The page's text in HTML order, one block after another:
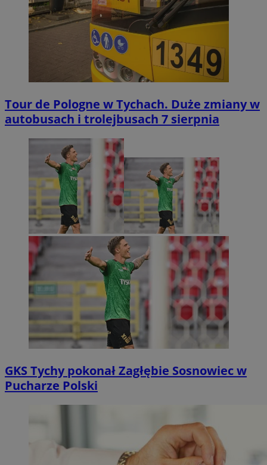
Tour de Pologne w Tychach. Duże zmiany w
autobusach i trolejbusach 7 sierpnia
GKS Tychy pokonał Zagłębie Sosnowiec w
Pucharze Polski